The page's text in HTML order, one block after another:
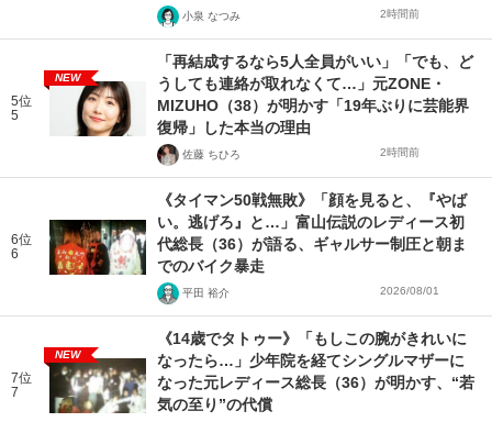
小泉 なつみ 2時間前
5位
5
NEW
「再結成するなら5人全員がいい」「でも、ど
うしても連絡が取れなくて…」元ZONE・
MIZUHO（38）が明かす「19年ぶりに芸能界
復帰」した本当の理由
佐藤 ちひろ 2時間前
6位
6
《タイマン50戦無敗》「顔を見ると、『やば
い。逃げろ』と…」富山伝説のレディース初
代総長（36）が語る、ギャルサー制圧と朝ま
でのバイク暴走
平田 裕介 2026/08/01
7位
7
NEW
《14歳でタトゥー》「もしこの腕がきれいに
なったら…」少年院を経てシングルマザーに
なった元レディース総長（36）が明かす、“若
気の至り”の代償